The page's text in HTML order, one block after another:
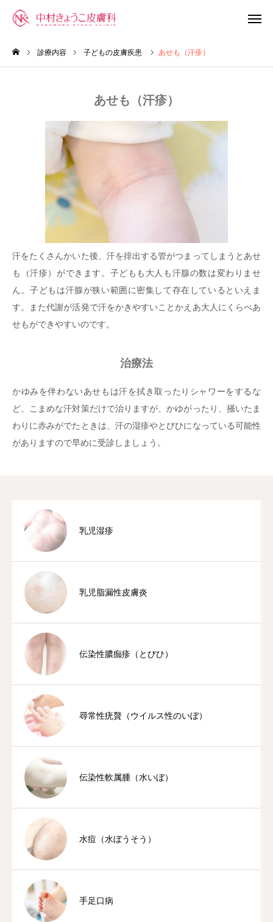
診療内容 子どもの皮膚疾患 あせも（汗疹）
あせも（汗疹）
汗をたくさんかいた後、汗を排出する管がつまってしまうとあせ
も（汗疹）ができます。子どもも大人も汗腺の数は変わりませ
ん。子どもは汗腺が狭い範囲に密集して存在しているといえま
す。また代謝が活発で汗をかきやすいことかえあ大人にくらべあ
せもができやすいのです。
治療法
かゆみを伴わないあせもは汗を拭き取ったりシャワーをするな
ど、こまめな汗対策だけで治りますが、かゆがったり、掻いたま
わりに赤みがでたときは、汗の湿疹やとびひになっている可能性
がありますので早めに受診しましょう。
乳児湿疹
乳児脂漏性皮膚炎
伝染性膿痂疹（とびひ）
尋常性疣贅（ウイルス性のいぼ）
伝染性軟属腫（水いぼ）
水痘（水ぼうそう）
手足口病
Web問診 Web受付
当院について
院長の紹介